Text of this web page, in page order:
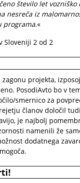
število let
nesreča iz
programa.«
projekta,
PosodiAvto bo v
smernico za
članov določil
je najbolj
namenili že
dodatnega